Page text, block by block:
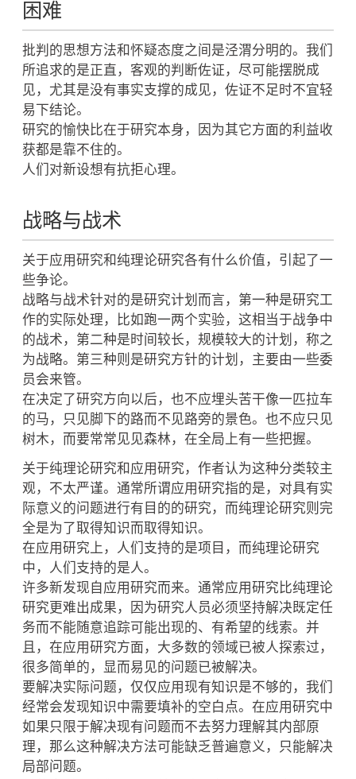
困难
批判的思想方法和怀疑态度之间是泾渭分明的。我们
所追求的是正直，客观的判断佐证，尽可能摆脱成
见，尤其是没有事实支撑的成见，佐证不足时不宜轻
易下结论。
研究的愉快比在于研究本身，因为其它方面的利益收
获都是靠不住的。
人们对新设想有抗拒心理。
战略与战术
关于应用研究和纯理论研究各有什么价值，引起了一
些争论。
战略与战术针对的是研究计划而言，第一种是研究工
作的实际处理，比如跑一两个实验，这相当于战争中
的战术，第二种是时间较长，规模较大的计划，称之
为战略。第三种则是研究方针的计划，主要由一些委
员会来管。
在决定了研究方向以后，也不应埋头苦干像一匹拉车
的马，只见脚下的路而不见路旁的景色。也不应只见
树木，而要常常见见森林，在全局上有一些把握。
关于纯理论研究和应用研究，作者认为这种分类较主
观，不太严谨。通常所谓应用研究指的是，对具有实
际意义的问题进行有目的的研究，而纯理论研究则完
全是为了取得知识而取得知识。
在应用研究上，人们支持的是项目，而纯理论研究
中，人们支持的是人。
许多新发现自应用研究而来。通常应用研究比纯理论
研究更难出成果，因为研究人员必须坚持解决既定任
务而不能随意追踪可能出现的、有希望的线索。并
且，在应用研究方面，大多数的领域已被人探索过，
很多简单的，显而易见的问题已被解决。
要解决实际问题，仅仅应用现有知识是不够的，我们
经常会发现知识中需要填补的空白点。在应用研究中
如果只限于解决现有问题而不去努力理解其内部原
理，那么这种解决方法可能缺乏普遍意义，只能解决
局部问题。